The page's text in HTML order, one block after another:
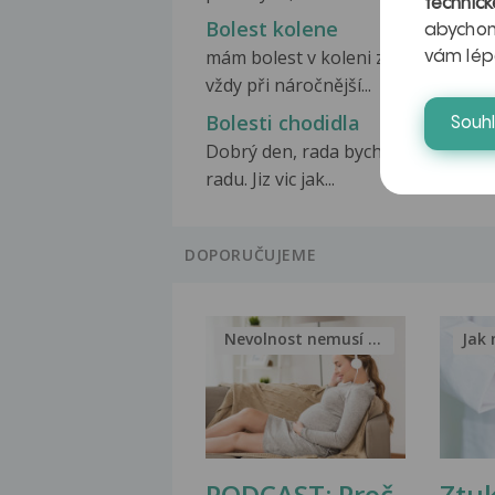
Bolest kolene
mám bolest v koleni ze vnější
vždy při náročnější...
Bolesti chodidla
Dobrý den, rada bych se zeptala na
radu. Jiz vic jak...
DOPORUČUJEME
Nevolnost nemusí být nutnou... Jak
vám